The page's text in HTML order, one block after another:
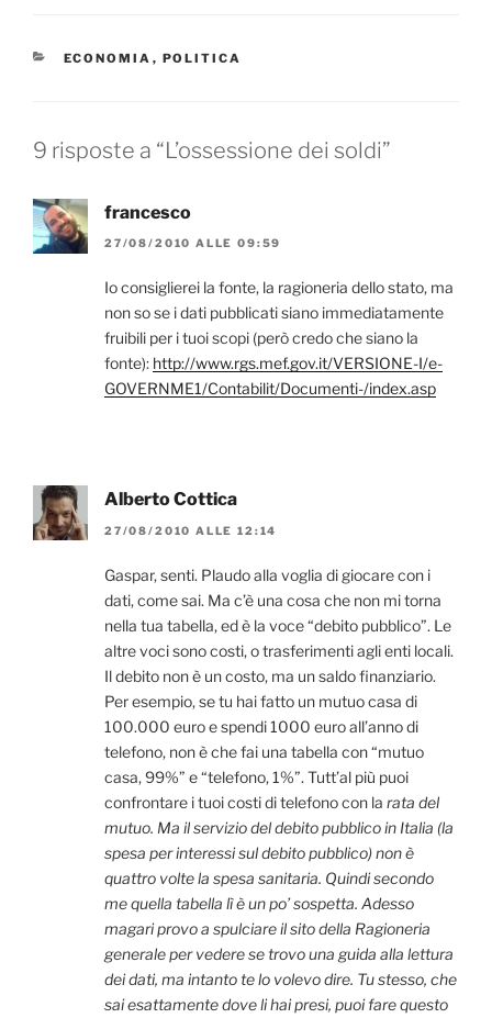
CATEGORIE
ECONOMIA , POLITICA
9 risposte a “L’ossessione dei soldi”
francesco
27/08/2010 ALLE 09:59
Io consiglierei la fonte, la ragioneria dello stato, ma
non so se i dati pubblicati siano immediatamente
fruibili per i tuoi scopi (però credo che siano la
fonte): http://www.rgs.mef.gov.it/VERSIONE-I/e-
GOVERNME1/Contabilit/Documenti-/index.asp
Alberto Cottica
27/08/2010 ALLE 12:14
Gaspar, senti. Plaudo alla voglia di giocare con i
dati, come sai. Ma c’è una cosa che non mi torna
nella tua tabella, ed è la voce “debito pubblico”. Le
altre voci sono costi, o trasferimenti agli enti locali.
Il debito non è un costo, ma un saldo finanziario.
Per esempio, se tu hai fatto un mutuo casa di
100.000 euro e spendi 1000 euro all’anno di
telefono, non è che fai una tabella con “mutuo
casa, 99%” e “telefono, 1%”. Tutt’al più puoi
confrontare i tuoi costi di telefono con la rata del
mutuo. Ma il servizio del debito pubblico in Italia (la
spesa per interessi sul debito pubblico) non è
quattro volte la spesa sanitaria. Quindi secondo
me quella tabella lì è un po’ sospetta. Adesso
magari provo a spulciare il sito della Ragioneria
generale per vedere se trovo una guida alla lettura
dei dati, ma intanto te lo volevo dire. Tu stesso, che
sai esattamente dove li hai presi, puoi fare questo